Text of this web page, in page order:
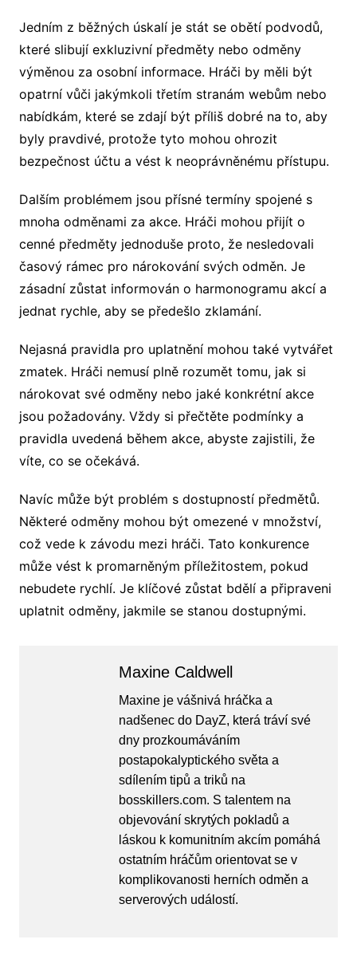
Jedním z běžných úskalí je stát se obětí podvodů,
které slibují exkluzivní předměty nebo odměny
výměnou za osobní informace. Hráči by měli být
opatrní vůči jakýmkoli třetím stranám webům nebo
nabídkám, které se zdají být příliš dobré na to, aby
byly pravdivé, protože tyto mohou ohrozit
bezpečnost účtu a vést k neoprávněnému přístupu.
Dalším problémem jsou přísné termíny spojené s
mnoha odměnami za akce. Hráči mohou přijít o
cenné předměty jednoduše proto, že nesledovali
časový rámec pro nárokování svých odměn. Je
zásadní zůstat informován o harmonogramu akcí a
jednat rychle, aby se předešlo zklamání.
Nejasná pravidla pro uplatnění mohou také vytvářet
zmatek. Hráči nemusí plně rozumět tomu, jak si
nárokovat své odměny nebo jaké konkrétní akce
jsou požadovány. Vždy si přečtěte podmínky a
pravidla uvedená během akce, abyste zajistili, že
víte, co se očekává.
Navíc může být problém s dostupností předmětů.
Některé odměny mohou být omezené v množství,
což vede k závodu mezi hráči. Tato konkurence
může vést k promarněným příležitostem, pokud
nebudete rychlí. Je klíčové zůstat bdělí a připraveni
uplatnit odměny, jakmile se stanou dostupnými.
Maxine Caldwell
Maxine je vášnivá hráčka a
nadšenec do DayZ, která tráví své
dny prozkoumáváním
postapokalyptického světa a
sdílením tipů a triků na
bosskillers.com. S talentem na
objevování skrytých pokladů a
láskou k komunitním akcím pomáhá
ostatním hráčům orientovat se v
komplikovanosti herních odměn a
serverových událostí.